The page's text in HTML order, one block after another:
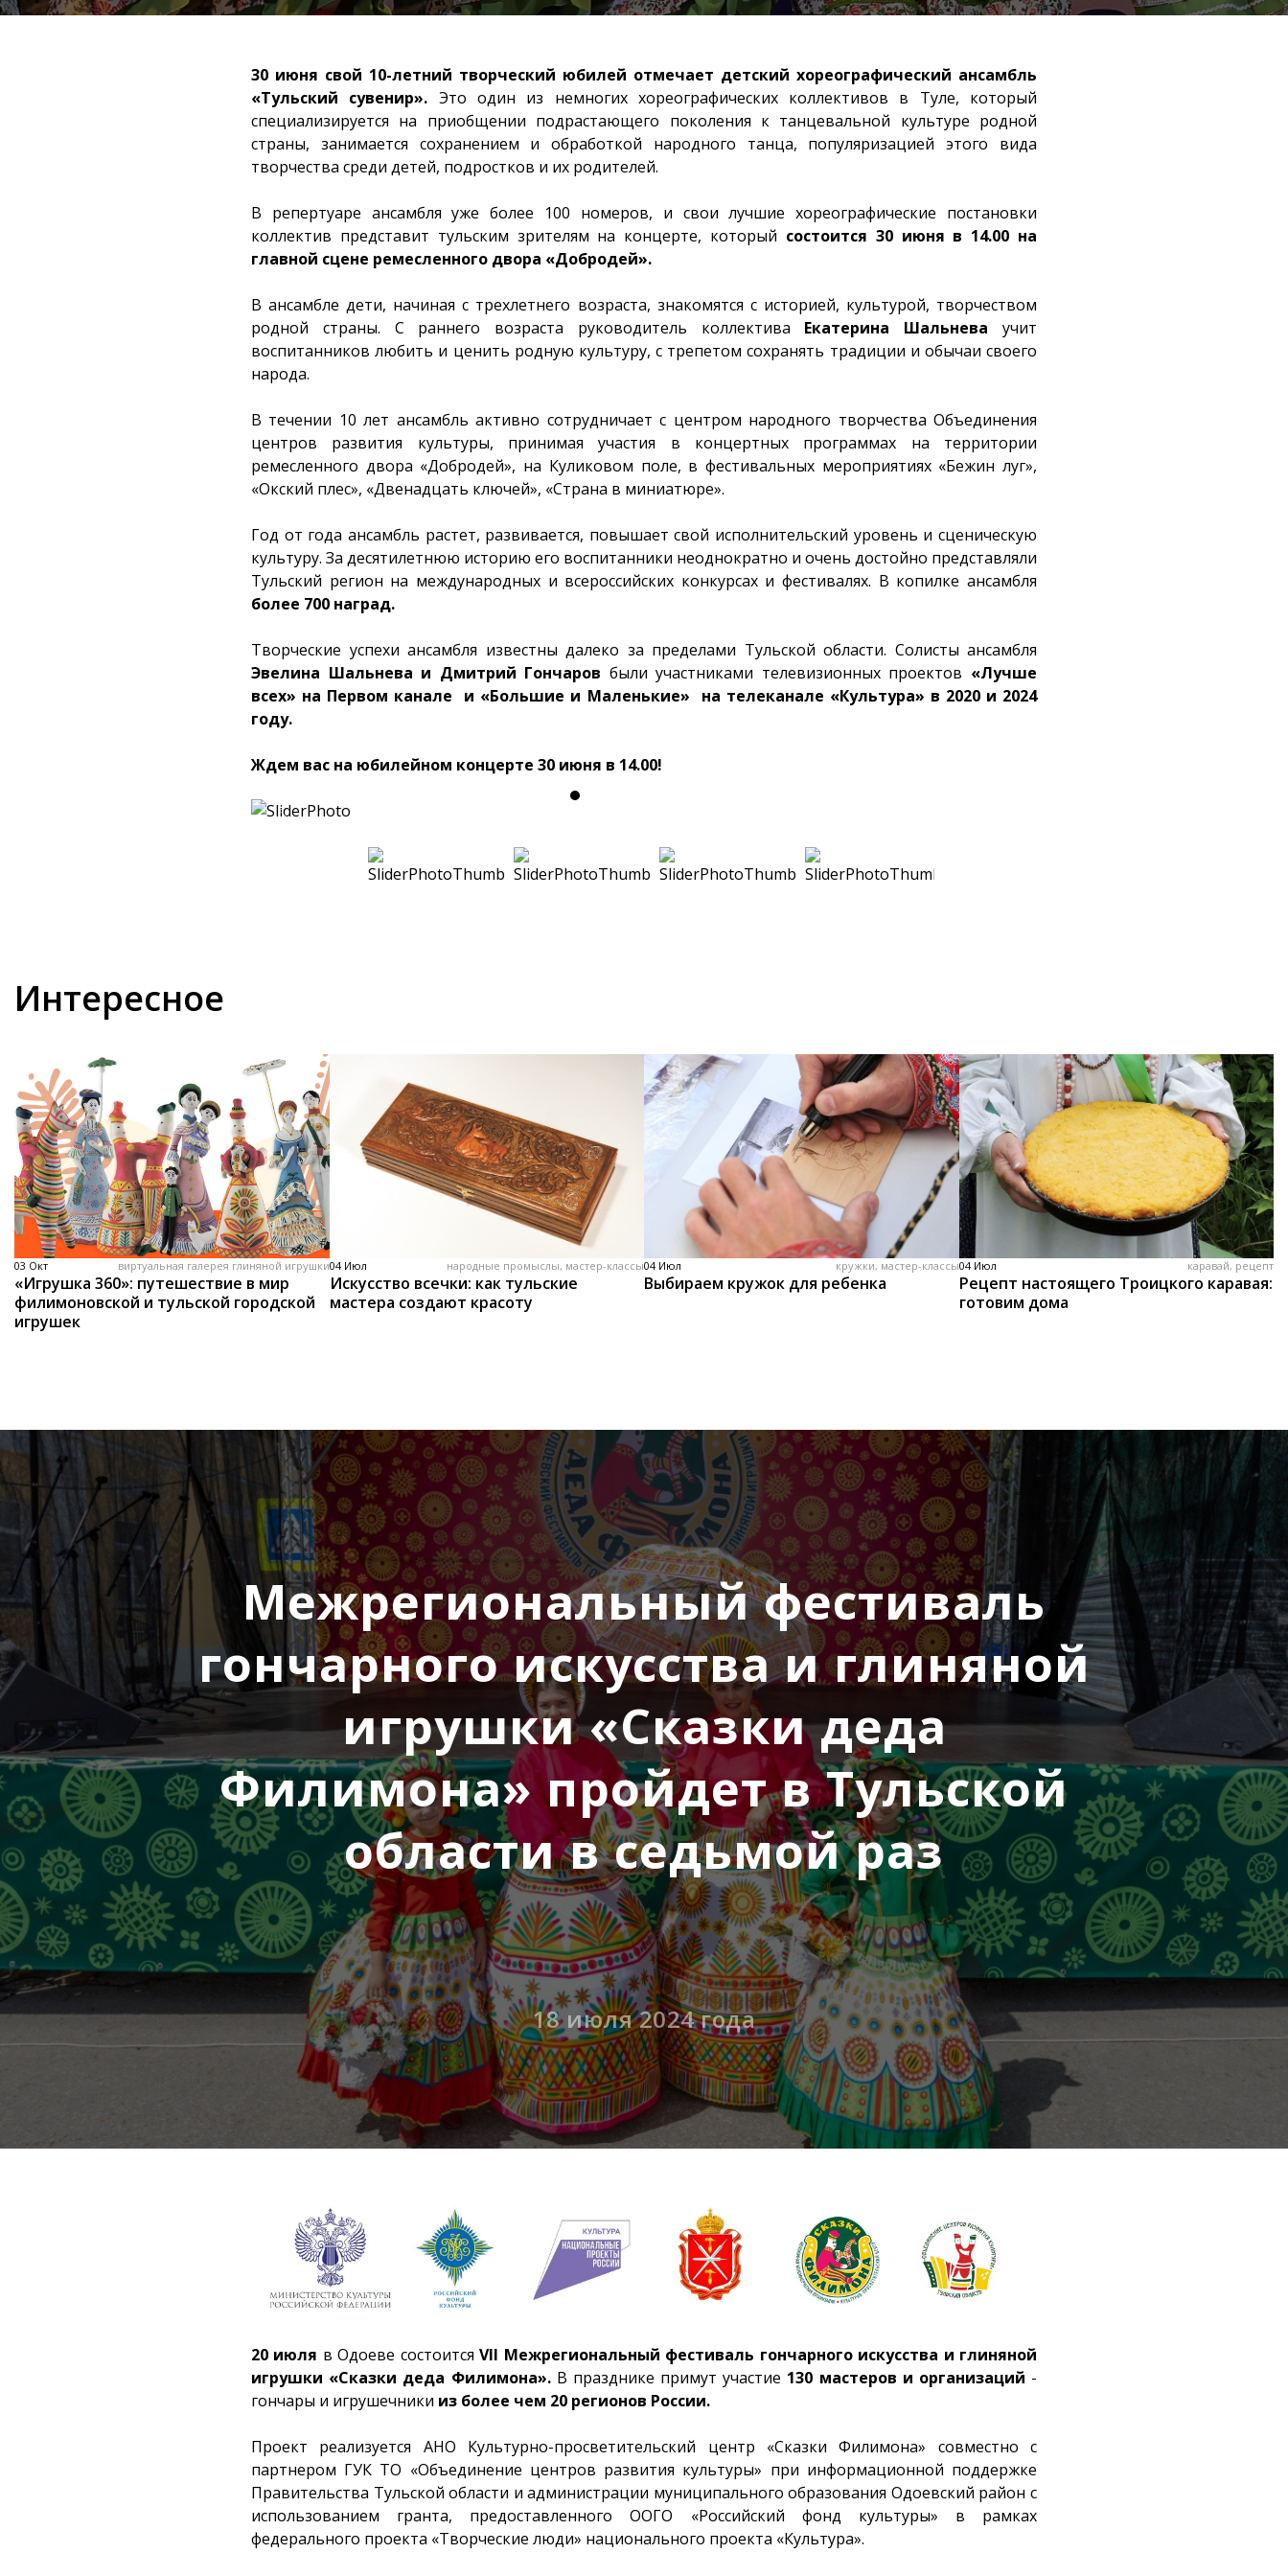
30 июня свой 10-летний творческий юбилей отмечает детский хореографический ансамбль
«Тульский сувенир». Это один из немногих хореографических коллективов в Туле, который
специализируется на приобщении подрастающего поколения к танцевальной культуре родной
страны, занимается сохранением и обработкой народного танца, популяризацией этого вида
творчества среди детей, подростков и их родителей.
В репертуаре ансамбля уже более 100 номеров, и свои лучшие хореографические постановки
коллектив представит тульским зрителям на концерте, который состоится 30 июня в 14.00 на
главной сцене ремесленного двора «Добродей».
В ансамбле дети, начиная с трехлетнего возраста, знакомятся с историей, культурой, творчеством
родной страны. С раннего возраста руководитель коллектива Екатерина Шальнева учит
воспитанников любить и ценить родную культуру, с трепетом сохранять традиции и обычаи своего
народа.
В течении 10 лет ансамбль активно сотрудничает с центром народного творчества Объединения
центров развития культуры, принимая участия в концертных программах на территории
ремесленного двора «Добродей», на Куликовом поле, в фестивальных мероприятиях «Бежин луг»,
«Окский плес», «Двенадцать ключей», «Страна в миниатюре».
Год от года ансамбль растет, развивается, повышает свой исполнительский уровень и сценическую
культуру. За десятилетнюю историю его воспитанники неоднократно и очень достойно представляли
Тульский регион на международных и всероссийских конкурсах и фестивалях. В копилке ансамбля
более 700 наград.
Творческие успехи ансамбля известны далеко за пределами Тульской области. Солисты ансамбля
Эвелина Шальнева и Дмитрий Гончаров были участниками телевизионных проектов «Лучше
всех» на Первом канале и «Большие и Маленькие» на телеканале «Культура» в 2020 и 2024
году.
Ждем вас на юбилейном концерте 30 июня в 14.00!
Интересное
03 Окт виртуальная галерея глиняной игрушки
«Игрушка 360»: путешествие в мир
филимоновской и тульской городской
игрушек
04 Июл народные промыслы, мастер-классы
Искусство всечки: как тульские
мастера создают красоту
04 Июл кружки, мастер-классы
Выбираем кружок для ребенка
04 Июл каравай, рецепт
Рецепт настоящего Троицкого каравая:
готовим дома
18 июля 2024 года
Межрегиональный фестиваль
гончарного искусства и глиняной
игрушки «Сказки деда
Филимона» пройдет в Тульской
области в седьмой раз
20 июля в Одоеве состоитсяVII Межрегиональный фестиваль гончарного искусства и глиняной
игрушки «Сказки деда Филимона».В празднике примут участие 130 мастеров и организаций -
гончары и игрушечники из более чем 20 регионов России.
Проект реализуется АНО Культурно-просветительский центр «Сказки Филимона» совместно с
партнером ГУК ТО «Объединение центров развития культуры» при информационной поддержке
Правительства Тульской области и администрации муниципального образования Одоевский район с
использованием гранта, предоставленного ООГО «Российский фонд культуры» в рамках
федерального проекта «Творческие люди» национального проекта «Культура».